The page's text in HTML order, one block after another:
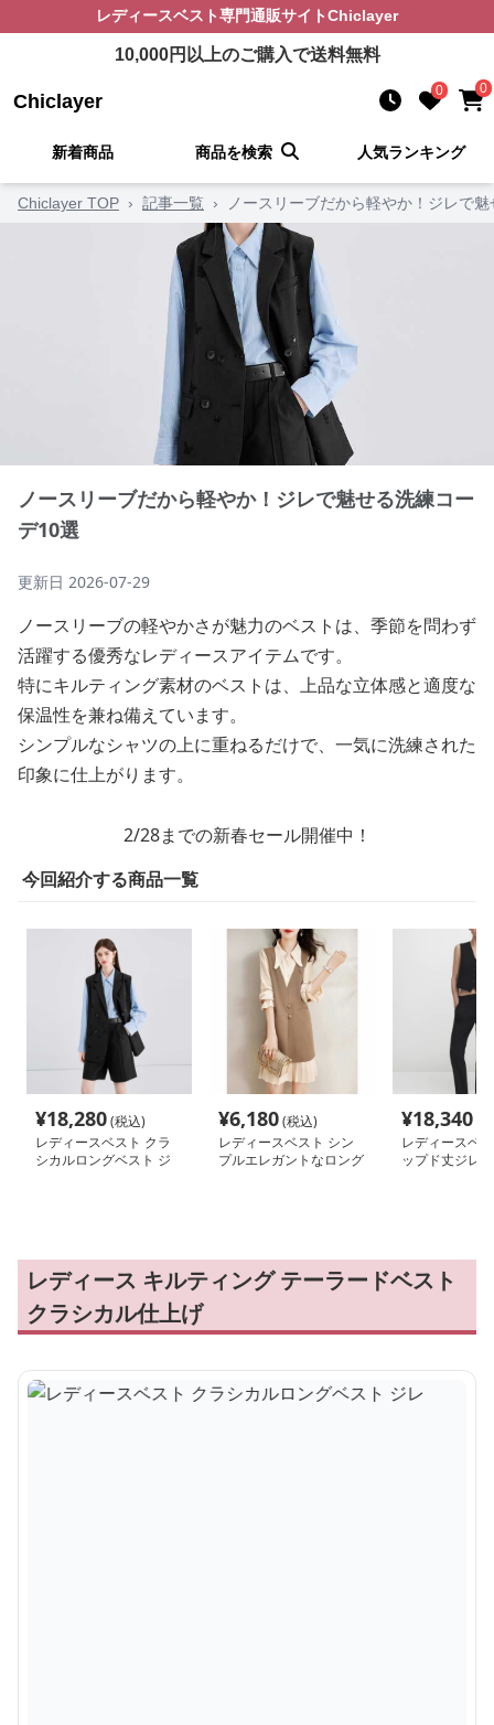
レディースベスト専門通販サイトChiclayer
10,000円以上のご購入で送料無料
Chiclayer 0 0
新着商品 商品を検索 人気ランキング
Chiclayer TOP › 記事一覧 › ノースリーブだから軽やか！ジレで
ノースリーブだから軽やか！ジレで魅せる洗練コー
デ10選
更新日 2026-07-29
ノースリーブの軽やかさが魅力のベストは、季節を問わず
活躍する優秀なレディースアイテムです。
特にキルティング素材のベストは、上品な立体感と適度な
保温性を兼ね備えています。
シンプルなシャツの上に重ねるだけで、一気に洗練された
印象に仕上がります。
2/28までの新春セール開催中！
今回紹介する商品一覧
¥18,280(税込)
レディースベスト クラ
シカルロングベスト ジ
¥6,180(税込)
レディースベスト シン
プルエレガントなロング
¥18,340
レディースベ
ップド丈ジレ
レディース キルティング テーラードベスト
クラシカル仕上げ